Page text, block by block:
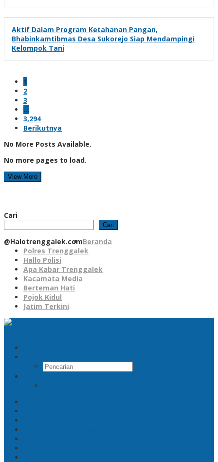
Aktif Dalam Program Ketahanan Pangan,
Bhabinkamtibmas Desa Sukorejo Siap Mendampingi
Kelompok Tani
1
2
3
…
3,294
Berikutnya
No More Posts Available.
No more pages to load.
View More
Cari
Cari
@Halotrenggalek.comBeranda
Polres Trenggalek
Hallo Polisi
Apa Kabar Trenggalek
Kacamata Media
Berteman Hati
Pojok Kidul
Jatim Terkini